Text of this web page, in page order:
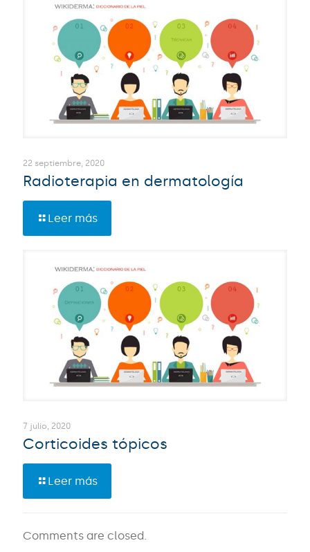
22 septiembre, 2020
Radioterapia en dermatología
Leer más
7 julio, 2020
Corticoides tópicos
Leer más
Comments are closed.